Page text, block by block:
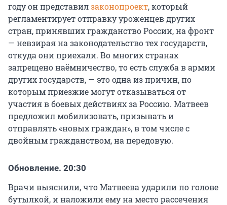
году он представилзаконопроект, который
регламентирует отправку уроженцев других
стран, принявших гражданство России, на фронт
— невзирая на законодательство тех государств,
откуда они приехали. Во многих странах
запрещено наёмничество, то есть служба в армии
других государств, — это одна из причин, по
которым приезжие могут отказываться от
участия в боевых действиях за Россию. Матвеев
предложил мобилизовать, призывать и
отправлять «новых граждан», в том числе с
двойным гражданством, на передовую.
Обновление. 20:30
Врачи выяснили, что Матвеева ударили по голове
бутылкой, и наложили ему на место рассечения